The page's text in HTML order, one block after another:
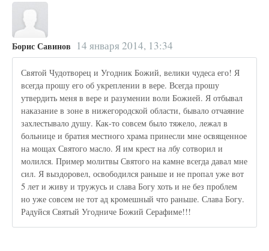
Борис Савинов 14 января 2014, 13:34
Святой Чудотворец и Угодник Божий, велики чудеса его! Я
всегда прошу его об укреплении в вере. Всегда прошу
утвердить меня в вере и разумении воли Божией. Я отбывал
наказание в зоне в нижегородской области, бывало отчаяние
захлестывало душу. Как-то совсем было тяжело, лежал в
больнице и братия местного храма принесли мне освященное
на мощах Святого масло. Я им крест на лбу сотворил и
молился. Пример молитвы Святого на камне всегда давал мне
сил. Я выздоровел, освободился раньше и не пропал уже вот
5 лет и живу и тружусь и слава Богу хоть и не без проблем
но уже совсем не тот ад кромешный что раньше. Слава Богу.
Радуйся Святый Угодниче Божий Серафиме!!!